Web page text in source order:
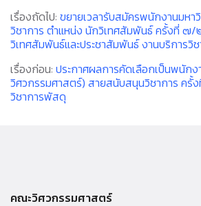
เรื่องถัดไป: ขยายเวลารับสมัครพนักงานมห
วิชาการ ตำแหน่ง นักวิเทศสัมพันธ์ ครั้งที่
วิเทศสัมพันธ์และประชาสัมพันธ์ งานบริการวิช
เรื่องก่อน: ประกาศผลการคัดเลือกเป็นพนัก
วิศวกรรมศาสตร์) สายสนับสนุนวิชาการ ค
วิชาการพัสดุ
คณะวิศวกรรมศาสตร์